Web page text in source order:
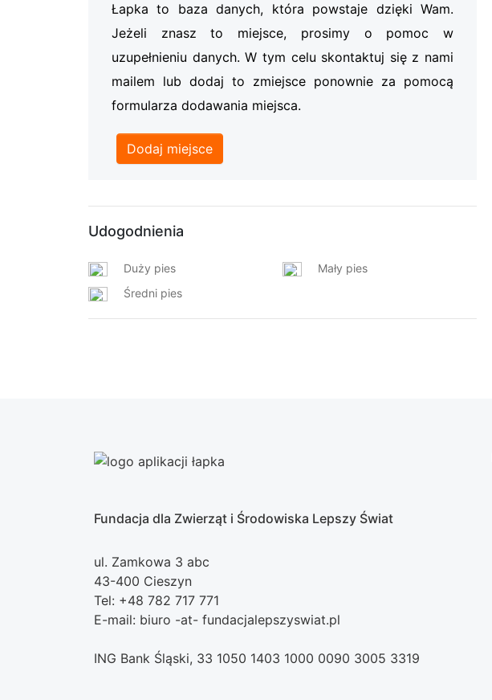
Łapka to baza danych, która powstaje dzięki Wam.
Jeżeli znasz to miejsce, prosimy o pomoc w
uzupełnieniu danych. W tym celu skontaktuj się z nami
mailem lub dodaj to zmiejsce ponownie za pomocą
formularza dodawania miejsca.
Dodaj miejsce
Udogodnienia
Duży pies
Mały pies
Średni pies
Fundacja dla Zwierząt i Środowiska Lepszy Świat
ul. Zamkowa 3 abc
43-400 Cieszyn
Tel: +48 782 717 771
E-mail: biuro -at- fundacjalepszyswiat.pl
ING Bank Śląski, 33 1050 1403 1000 0090 3005 3319